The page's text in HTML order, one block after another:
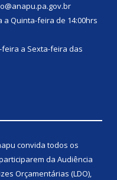
Quinta-feira de 14:00hrs
a Sexta-feira das
convida todos os
da Audiência
Orçamentárias (LDO),